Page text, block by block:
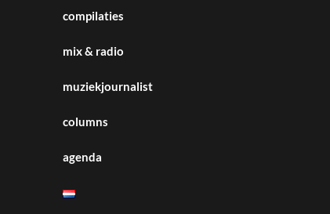
compilaties
mix & radio
muziekjournalist
columns
agenda